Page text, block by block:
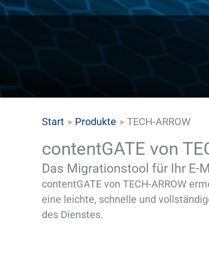
Start Produkte TECH-ARROW
contentGATE von
Das Migrationstool für Ihr E-
contentGATE von TECH-ARROW
eine leichte, schnelle und
des Dienstes.